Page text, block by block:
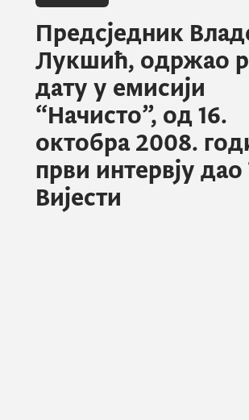
Предсједник
Лукшић, одржао
дату у емисији
“Начисто”, од 16.
октобра 2008.
први интервју
Вијести